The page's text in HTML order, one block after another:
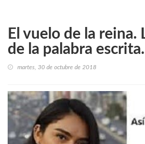
El vuelo de la reina.
de la palabra escrita.
martes, 30 de octubre de 2018